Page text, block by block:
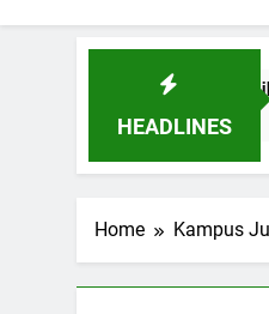
HEADLINES
Universitas Terbaik di
Home Kampus